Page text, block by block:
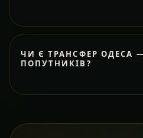
ЧИ Є ТРАНСФЕР ОДЕСА
ПОПУТНИКІВ?